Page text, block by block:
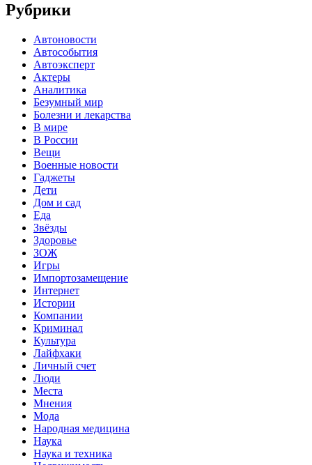
Рубрики
Автоновости
Автособытия
Автоэксперт
Актеры
Аналитика
Безумный мир
Болезни и лекарства
В мире
В России
Вещи
Военные новости
Гаджеты
Дети
Дом и сад
Еда
Звёзды
Здоровье
ЗОЖ
Игры
Импортозамещение
Интернет
Истории
Компании
Криминал
Культура
Лайфхаки
Личный счет
Люди
Места
Мнения
Мода
Народная медицина
Наука
Наука и техника